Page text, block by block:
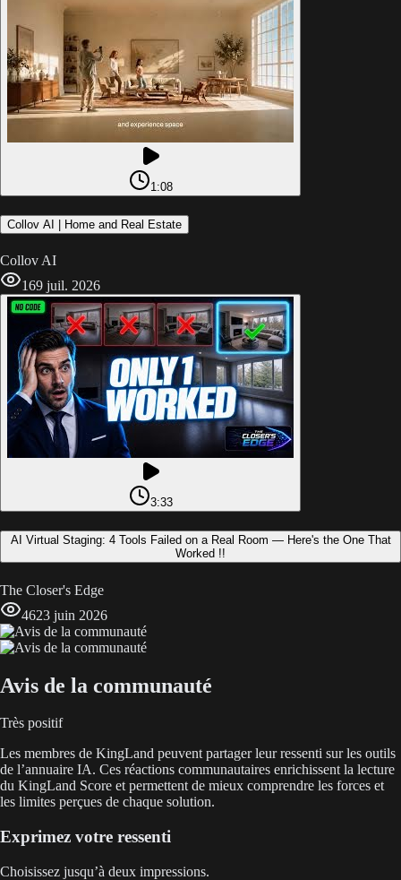
1:08
Collov AI | Home and Real Estate
Collov AI
169 juil. 2026
3:33
AI Virtual Staging: 4 Tools Failed on a Real Room — Here's the One That
Worked !!
The Closer's Edge
4623 juin 2026
Avis de la communauté
Très positif
Les membres de KingLand peuvent partager leur ressenti sur les outils
de l’annuaire IA. Ces réactions communautaires enrichissent la lecture
du KingLand Score et permettent de mieux comprendre les forces et
les limites perçues de chaque solution.
Exprimez votre ressenti
Choisissez jusqu’à deux impressions.